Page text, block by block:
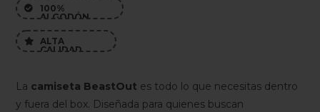

100%
ALGODÓN

ALTA
CALIDAD
La camiseta BeastOut es todo lo que necesitas dentro
y fuera del box. Diseñada para quienes buscan